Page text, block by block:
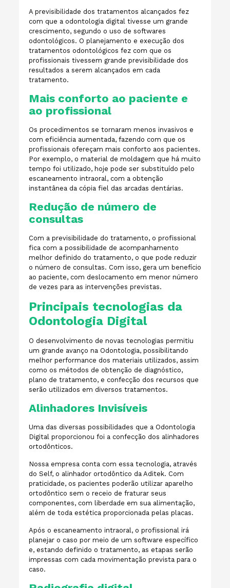
A previsibilidade dos tratamentos alcançados fez
com que a odontologia digital tivesse um grande
crescimento, segundo o uso de softwares
odontológicos. O planejamento e execução dos
tratamentos odontológicos fez com que os
profissionais tivessem grande previsibilidade dos
resultados a serem alcançados em cada
tratamento.
Mais conforto ao paciente e
ao profissional
Os procedimentos se tornaram menos invasivos e
com eficiência aumentada, fazendo com que os
profissionais ofereçam mais conforto aos pacientes.
Por exemplo, o material de moldagem que há muito
tempo foi utilizado, hoje pode ser substituído pelo
escaneamento intraoral, com a obtenção
instantânea da cópia fiel das arcadas dentárias.
Redução de número de
consultas
Com a previsibilidade do tratamento, o profissional
fica com a possibilidade de acompanhamento
melhor definido do tratamento, o que pode reduzir
o número de consultas. Com isso, gera um benefício
ao paciente, com deslocamento em menor número
de vezes para as intervenções previstas.
Principais tecnologias da
Odontologia Digital
O desenvolvimento de novas tecnologias permitiu
um grande avanço na Odontologia, possibilitando
melhor performance dos materiais utilizados, assim
como os métodos de obtenção de diagnóstico,
plano de tratamento, e confecção dos recursos que
serão utilizados em diversos tratamentos.
Alinhadores Invisíveis
Uma das diversas possibilidades que a Odontologia
Digital proporcionou foi a confecção dos alinhadores
ortodônticos.
Nossa empresa conta com essa tecnologia, através
do Self, o alinhador ortodôntico da Aditek. Com
praticidade, os pacientes poderão utilizar aparelho
ortodôntico sem o receio de fraturar seus
componentes, com liberdade em sua alimentação,
além de toda estética proporcionada pelas placas.
Após o escaneamento intraoral, o profissional irá
planejar o caso por meio de um software específico
e, estando definido o tratamento, as etapas serão
impressas com cada movimentação prevista para o
caso.